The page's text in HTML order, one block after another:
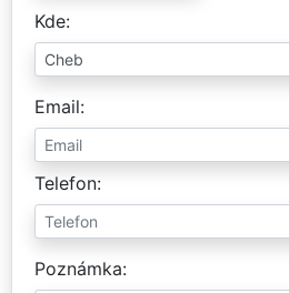
Kde
Email
Telefon
Poznámka